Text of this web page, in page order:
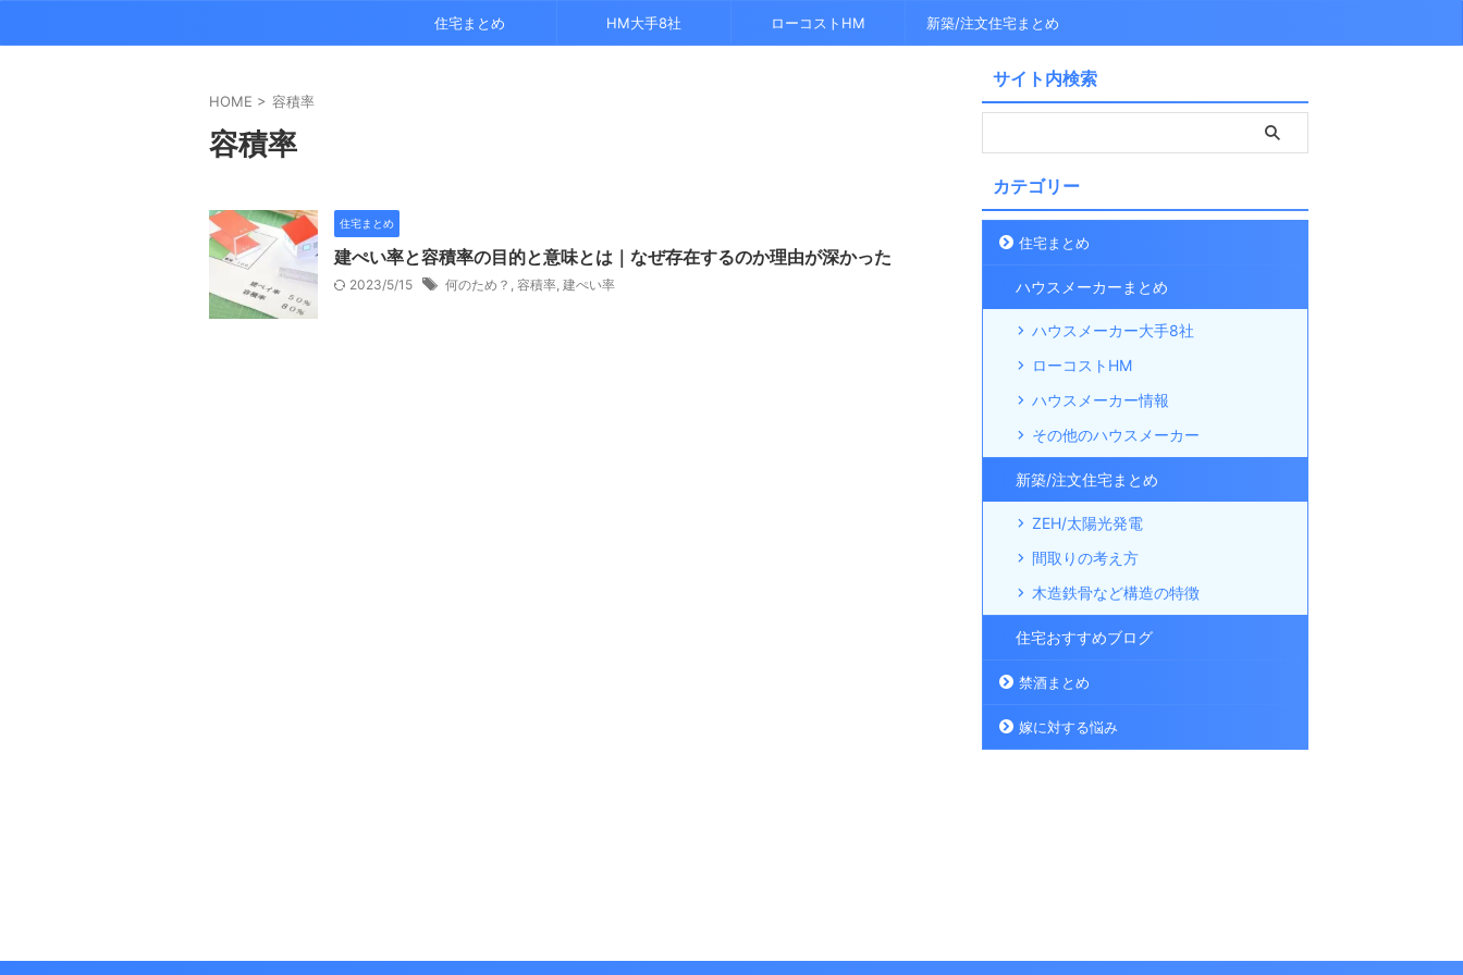
住宅まとめ HM大手8社 ローコストHM 新築/注文住宅まとめ
HOME > 容積率
容積率
住宅まとめ
建ぺい率と容積率の目的と意味とは｜なぜ存在するのか理由が深かった
2023/5/15 何のため？ , 容積率, 建ぺい率
サイト内検索
カテゴリー
住宅まとめ
ハウスメーカーまとめ
ハウスメーカー大手8社
ローコストHM
ハウスメーカー情報
その他のハウスメーカー
新築/注文住宅まとめ
ZEH/太陽光発電
間取りの考え方
木造鉄骨など構造の特徴
住宅おすすめブログ
禁酒まとめ
嫁に対する悩み